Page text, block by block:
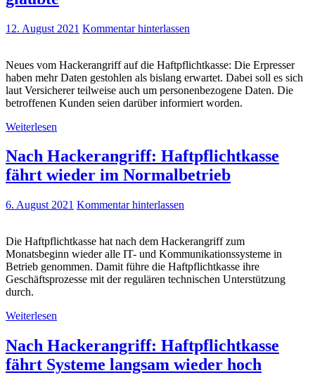
12. August 2021 Kommentar hinterlassen
Neues vom Hackerangriff auf die Haftpflichtkasse: Die Erpresser
haben mehr Daten gestohlen als bislang erwartet. Dabei soll es sich
laut Versicherer teilweise auch um personenbezogene Daten. Die
betroffenen Kunden seien darüber informiert worden.
Weiterlesen
Nach Hackerangriff: Haftpflichtkasse
fährt wieder im Normalbetrieb
6. August 2021 Kommentar hinterlassen
Die Haftpflichtkasse hat nach dem Hackerangriff zum
Monatsbeginn wieder alle IT- und Kommunikationssysteme in
Betrieb genommen. Damit führe die Haftpflichtkasse ihre
Geschäftsprozesse mit der regulären technischen Unterstützung
durch.
Weiterlesen
Nach Hackerangriff: Haftpflichtkasse
fährt Systeme langsam wieder hoch